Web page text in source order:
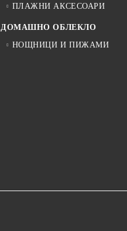
ПЛАЖНИ АКСЕСОАРИ
ДОМАШНО ОБЛЕКЛО
НОЩНИЦИ И ПИЖАМИ